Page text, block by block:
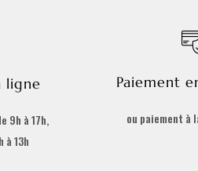
ligne
9h à 17h,
à 13h
Paiement
ou paiement à